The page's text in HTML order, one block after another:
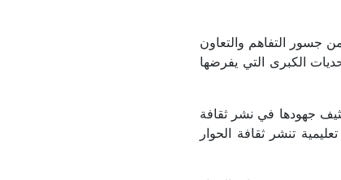
جسور التفاهم والتعاون
الكبرى التي يفرضها
جهودها في نشر ثقافة
تنشر ثقافة الحوار